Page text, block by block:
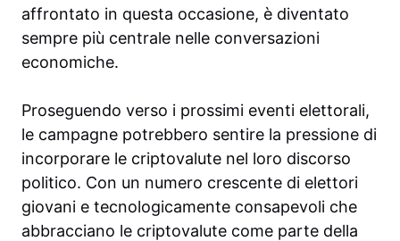
affrontato in questa occasione, è diventato
sempre più centrale nelle conversazioni
economiche.
Proseguendo verso i prossimi eventi elettorali,
le campagne potrebbero sentire la pressione di
incorporare le criptovalute nel loro discorso
politico. Con un numero crescente di elettori
giovani e tecnologicamente consapevoli che
abbracciano le criptovalute come parte della